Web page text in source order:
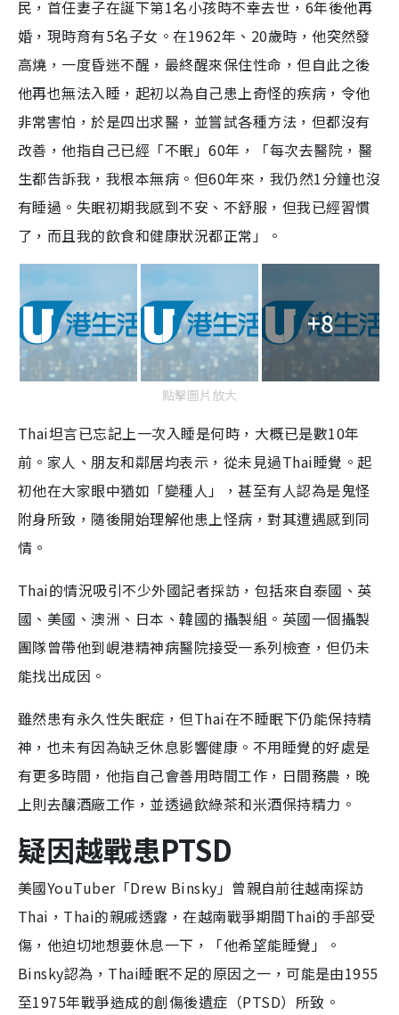
民，首任妻子在誕下第1名小孩時不幸去世，6年後他再
婚，現時育有5名子女。在1962年、20歲時，他突然發
高燒，一度昏迷不醒，最終醒來保住性命，但自此之後
他再也無法入睡，起初以為自己患上奇怪的疾病，令他
非常害怕，於是四出求醫，並嘗試各種方法，但都沒有
改善，他指自己已經「不眠」60年，「每次去醫院，醫
生都告訴我，我根本無病。但60年來，我仍然1分鐘也沒
有睡過。失眠初期我感到不安、不舒服，但我已經習慣
了，而且我的飲食和健康狀況都正常」。
+8
點擊圖片放大
Thai坦言已忘記上一次入睡是何時，大概已是數10年
前。家人、朋友和鄰居均表示，從未見過Thai睡覺。起
初他在大家眼中猶如「變種人」，甚至有人認為是鬼怪
附身所致，隨後開始理解他患上怪病，對其遭遇感到同
情。
Thai的情況吸引不少外國記者採訪，包括來自泰國、英
國、美國、澳洲、日本、韓國的攝製組。英國一個攝製
團隊曾帶他到峴港精神病醫院接受一系列檢查，但仍未
能找出成因。
雖然患有永久性失眠症，但Thai在不睡眠下仍能保持精
神，也未有因為缺乏休息影響健康。不用睡覺的好處是
有更多時間，他指自己會善用時間工作，日間務農，晚
上則去釀酒廠工作，並透過飲綠茶和米酒保持精力。
疑因越戰患PTSD
美國YouTuber「Drew Binsky」曾親自前往越南探訪
Thai，Thai的親戚透露，在越南戰爭期間Thai的手部受
傷，他迫切地想要休息一下，「他希望能睡覺」。
Binsky認為，Thai睡眠不足的原因之一，可能是由1955
至1975年戰爭造成的創傷後遺症（PTSD）所致。